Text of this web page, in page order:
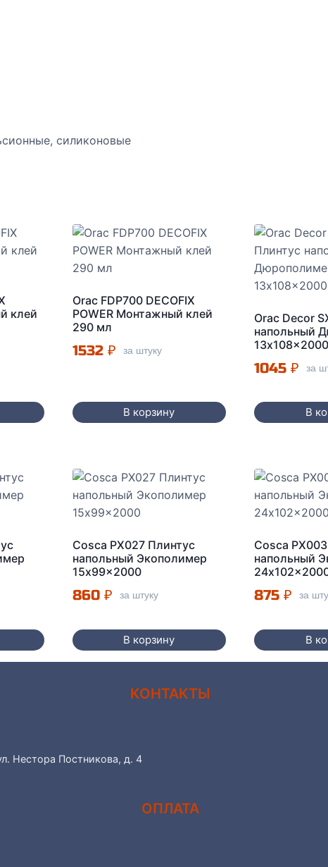
силиконовые
клей
Orac FDP700 DECOFIX
POWER Монтажный клей
290 мл
1532 ₽ за штуку
В корзину
Orac Decor
напольный
13x108x2000
1045₽ за
В
Cosca PX027 Плинтус
напольный Экополимер
15x99x2000
860 ₽ за штуку
В корзину
Cosca
напольный
875₽ за
В
КОНТАКТЫ
Нестора Постникова, д. 4
ОПЛАТА